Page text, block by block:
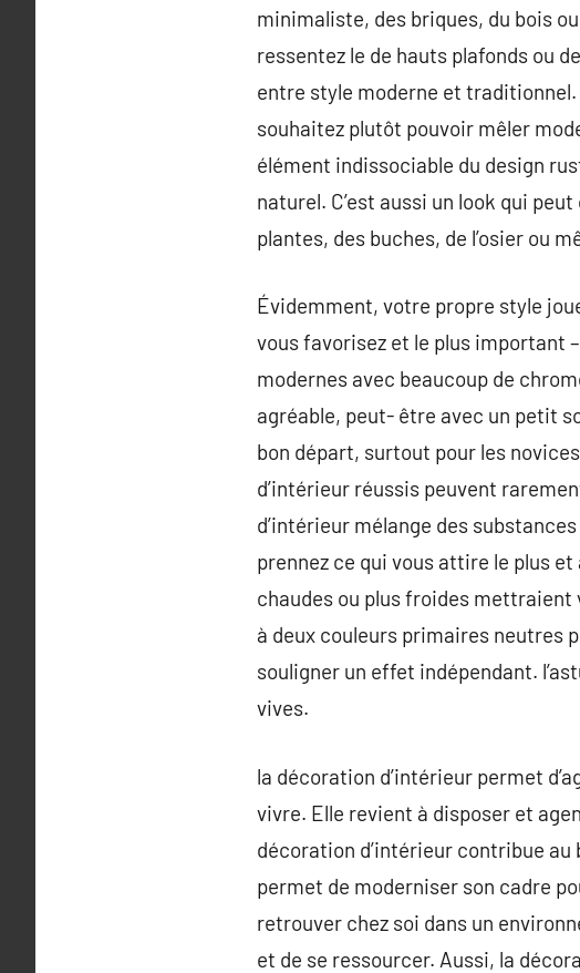
minimaliste, des briques, du bois
ressentez le de hauts plafonds ou
entre style moderne et
souhaitez plutôt pouvoir mêler
élément indissociable du design
naturel. C’est aussi un look qui
plantes, des buches, de l’osier ou
Évidemment, votre propre style
vous favorisez et le plus important
modernes avec beaucoup de
agréable, peut- être avec un petit
bon départ, surtout pour les
d’intérieur réussis peuvent
d’intérieur mélange des
prennez ce qui vous attire le plus
chaudes ou plus froides mettraient
à deux couleurs primaires neutres
souligner un effet indépendant.
vives.
la décoration d’intérieur permet
vivre. Elle revient à disposer et
décoration d’intérieur contribue
permet de moderniser son cadre
retrouver chez soi dans un
et de se ressourcer. Aussi, la